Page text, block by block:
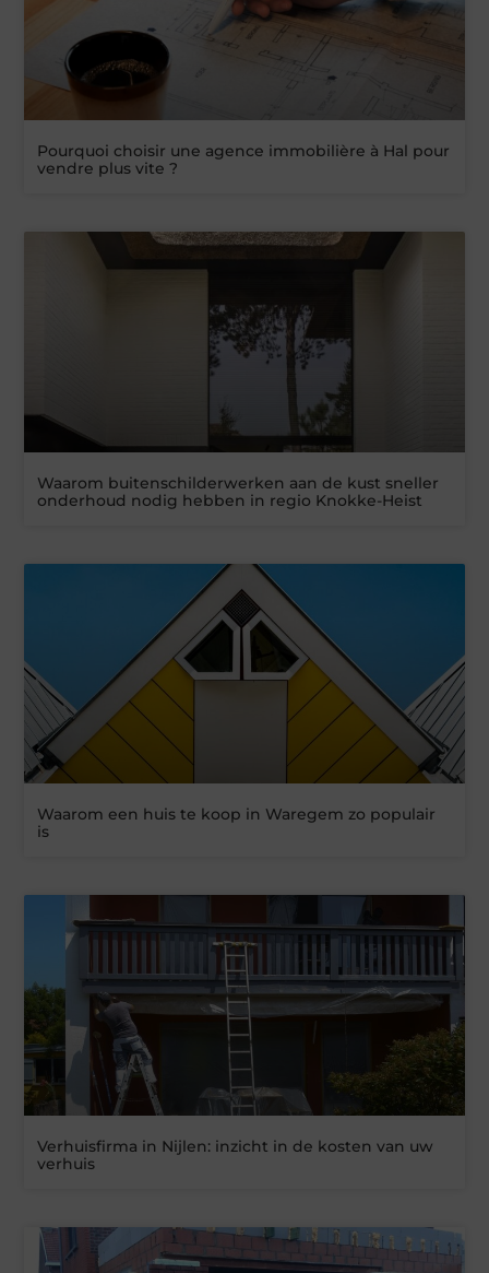
Pourquoi choisir une agence immobilière à Hal pour
vendre plus vite ?
Waarom buitenschilderwerken aan de kust sneller
onderhoud nodig hebben in regio Knokke-Heist
Waarom een huis te koop in Waregem zo populair
is
Verhuisfirma in Nijlen: inzicht in de kosten van uw
verhuis